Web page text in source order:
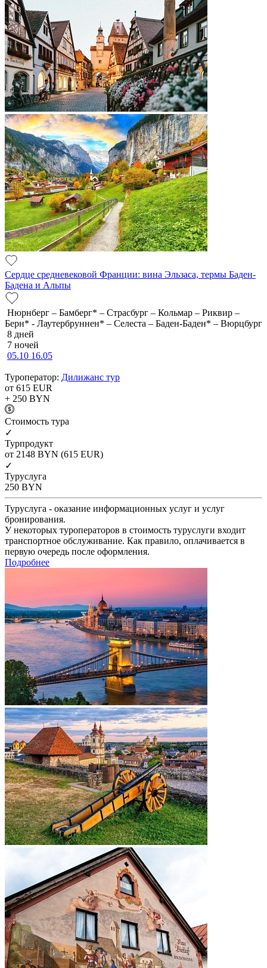
Сердце средневековой Франции: вина Эльзаса, термы Баден-
Бадена и Альпы
Нюрнберг – Бамберг* – Страсбург – Кольмар – Риквир –
Берн* - Лаутербруннен* – Селеста – Баден-Баден* – Вюрцбург
8 дней
7 ночей
05.10 16.05
Туроператор: Дилижанс тур
от 615 EUR
+ 250 BYN
Cтоимость тура
✓
Турпродукт
от 2148 BYN (615 EUR)
✓
Туруслуга
250 BYN
Туруслуга - оказание информационных услуг и услуг
бронирования.
У некоторых туроператоров в стоимость туруслуги входит
транспортное обслуживание. Как правило, оплачивается в
первую очередь после оформления.
Подробнее